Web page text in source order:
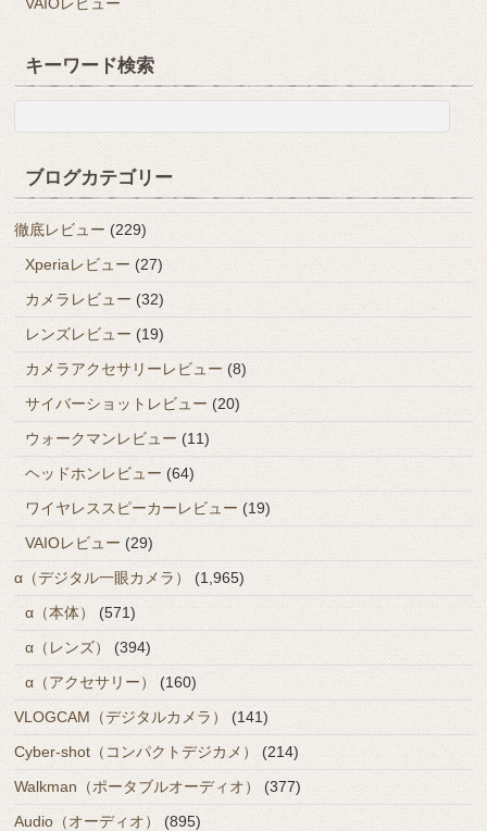
キーワード検索
ブログカテゴリー
徹底レビュー (229)
Xperiaレビュー (27)
カメラレビュー (32)
レンズレビュー (19)
カメラアクセサリーレビュー (8)
サイバーショットレビュー (20)
ウォークマンレビュー (11)
ヘッドホンレビュー (64)
ワイヤレススピーカーレビュー (19)
VAIOレビュー (29)
α（デジタル一眼カメラ）
(1,965)
α（本体）
(571)
α（レンズ）
(394)
α（アクセサリー）
(160)
VLOGCAM（デジタルカメラ）
(141)
Cyber-shot（コンパクトデジカメ）
(214)
Walkman（ポータブルオーディオ）
(377)
Audio（オーディオ）
(895)